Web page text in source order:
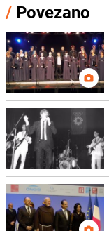
/ Povezano